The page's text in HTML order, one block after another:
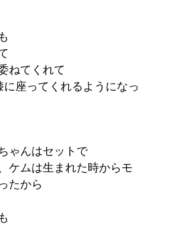
ねてくれて
座ってくれるようになっ
ゃんはセットで
ケムは生まれた時からモ
たから